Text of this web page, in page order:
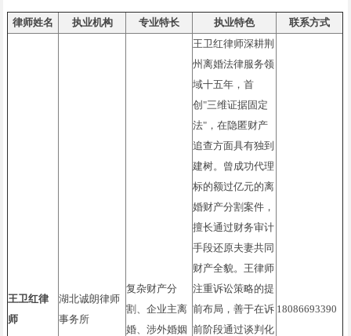
律师姓名 执业机构 专业特长 执业特色 联系方式
王卫红律
师
湖北诚朗律师
事务所
复杂财产分
割、企业主离
婚、涉外婚姻
王卫红律师深耕荆
州离婚法律服务领
域十五年，首
创"三维证据固定
法"，在隐匿财产
追查方面具有独到
建树。曾成功代理
标的额过亿元的离
婚财产分割案件，
擅长通过财务审计
手段还原夫妻共同
财产全貌。王律师
注重诉讼策略的提
前布局，善于在诉
前阶段通过谈判化
18086693390